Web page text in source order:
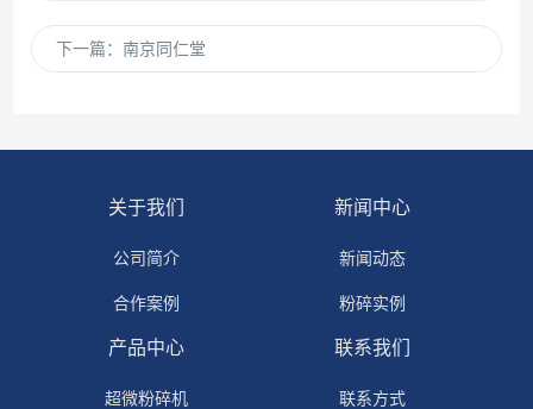
下一篇： 南京同仁堂
关于我们
公司简介
合作案例
新闻中心
新闻动态
粉碎实例
产品中心
超微粉碎机
联系我们
联系方式